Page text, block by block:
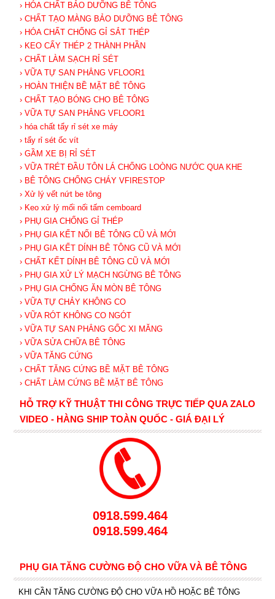
› HÓA CHẤT BẢO DƯỠNG BÊ TÔNG
› CHẤT TẠO MÀNG BẢO DƯỠNG BÊ TÔNG
› HÓA CHẤT CHỐNG GỈ SẮT THÉP
› KEO CẤY THÉP 2 THÀNH PHẦN
› CHẤT LÀM SẠCH RỈ SÉT
› VỮA TỰ SAN PHẲNG VFLOOR1
› HOÀN THIỆN BỀ MẶT BÊ TÔNG
› CHẤT TẠO BÓNG CHO BÊ TÔNG
› VỮA TỰ SAN PHẲNG VFLOOR1
› hóa chất tẩy rỉ sét xe máy
› tẩy rỉ sét ốc vít
› GẦM XE BỊ RỈ SÉT
› VỮA TRÉT ĐẦU TÔN LÁ CHỐNG LOÒNG NƯỚC QUA KHE
› BÊ TÔNG CHỐNG CHÁY VFIRESTOP
› Xử lý vết nứt be tông
› Keo xử lý mối nối tấm cemboard
› PHỤ GIA CHỐNG GỈ THÉP
› PHỤ GIA KẾT NỐI BÊ TÔNG CŨ VÀ MỚI
› PHỤ GIA KẾT DÍNH BÊ TÔNG CŨ VÀ MỚI
› CHẤT KẾT DÍNH BÊ TÔNG CŨ VÀ MỚI
› PHỤ GIA XỬ LÝ MẠCH NGỪNG BÊ TÔNG
› PHỤ GIA CHỐNG ĂN MÒN BÊ TÔNG
› VỮA TỰ CHẢY KHÔNG CO
› VỮA RÓT KHÔNG CO NGÓT
› VỮA TỰ SAN PHẲNG GỐC XI MĂNG
› VỮA SỬA CHỮA BÊ TÔNG
› VỮA TĂNG CỨNG
› CHẤT TĂNG CỨNG BỀ MẶT BÊ TÔNG
› CHẤT LÀM CỨNG BỀ MẶT BÊ TÔNG
HỖ TRỢ KỸ THUẬT THI CÔNG TRỰC TIẾP QUA ZALO
VIDEO - HÀNG SHIP TOÀN QUỐC - GIÁ ĐẠI LÝ
0918.599.464
0918.599.464
PHỤ GIA TĂNG CƯỜNG ĐỘ CHO VỮA VÀ BÊ TÔNG
KHI CẦN TĂNG CƯỜNG ĐỘ CHO VỮA HỒ HOẶC BÊ TÔNG